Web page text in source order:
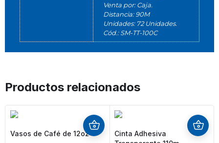
Venta por: Caja.
Distancia: 90M
Unidades: 72 Unidades.
Cód.: SM-TT-100C
Productos relacionados
Vasos de Café de 12oz
Cinta Adhesiva